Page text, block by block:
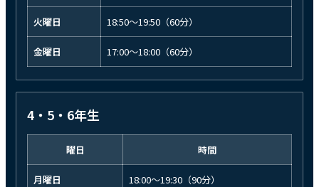
火曜日 18:50〜19:50（60分）
金曜日 17:00〜18:00（60分）
4・5・6年生
曜日 時間
月曜日 18:00〜19:30（90分）